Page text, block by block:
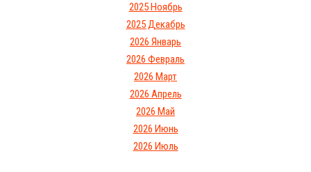
2025 Ноябрь
2025 Декабрь
2026 Январь
2026 Февраль
2026 Март
2026 Апрель
2026 Май
2026 Июнь
2026 Июль